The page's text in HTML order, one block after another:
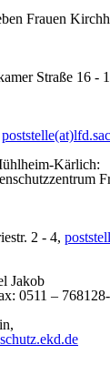
Frauen
Straße 16 -
Kärlich:
2 - 4,
Jakob
0511 –